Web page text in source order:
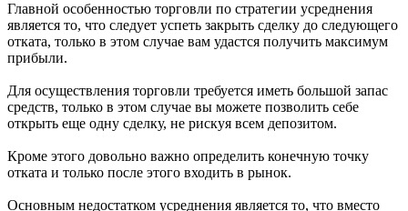
Главной особенностью торговли по стратегии усреднения
является то, что следует успеть закрыть сделку до следующего
отката, только в этом случае вам удастся получить максимум
прибыли.
Для осуществления торговли требуется иметь большой запас
средств, только в этом случае вы можете позволить себе
открыть еще одну сделку, не рискуя всем депозитом.
Кроме этого довольно важно определить конечную точку
отката и только после этого входить в рынок.
Основным недостатком усреднения является то, что вместо